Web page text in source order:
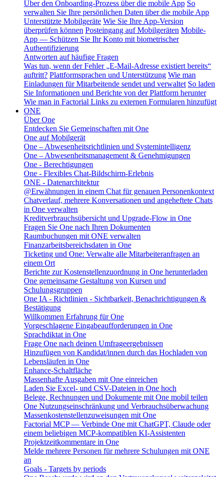
Über den Onboarding-Prozess über die mobile App So
verwalten Sie Ihre persönlichen Daten über die mobile App
Unterstützte Mobilgeräte Wie Sie Ihre App-Version
überprüfen können Posteingang auf Mobilgeräten Mobile-
App — Schützen Sie Ihr Konto mit biometrischer
Authentifizierung
Antworten auf häufige Fragen
Was tun, wenn der Fehler „E-Mail-Adresse existiert bereits“
auftritt? Plattformsprachen und Unterstützung Wie man
Einladungen für Mitarbeitende sendet und verwaltet So laden
Sie Informationen und Berichte von der Plattform herunter
Wie man in Factorial Links zu externen Formularen hinzufügt
ONE
Über One
Entdecken Sie Gemeinschaften mit One
One auf Mobilgerät
One – Abwesenheitsrichtlinien und Systemintelligenz
One – Abwesenheitsmanagement & Genehmigungen
One - Berechtigungen
One - Flexibles Chat-Bildschirm-Erlebnis
ONE - Datenarchitektur
@Erwähnungen in einem Chat für genauen Personenkontext
Chatverlauf, mehrere Konversationen und angeheftete Chats
in One verwalten
Kreditverbrauchsübersicht und Upgrade-Flow in One
Fragen Sie One nach Ihren Dokumenten
Raumbuchungen mit ONE verwalten
Finanzarbeitsbereichsdaten in One
Ticketing und One: Verwalte alle Mitarbeiteranfragen an
einem Ort
Berichte zur Kostenstellenzuordnung in One herunterladen
One gemeinsame Gestaltung von Kursen und
Schulungsgruppen
One IA - Richtlinien - Sichtbarkeit, Benachrichtigungen &
Bestätigung
Willkommen Erfahrung für One
Vorgeschlagene Eingabeaufforderungen in One
Sprachdiktat in One
Frage One nach deinen Umfrageergebnissen
Hinzufügen von Kandidat/innen durch das Hochladen von
Lebensläufen in One
Enhance-Schaltfläche
Massenhafte Ausgaben mit One einreichen
Laden Sie Excel- und CSV-Dateien in One hoch
Belege, Rechnungen und Dokumente mit One mobil teilen
One Nutzungseinschränkung und Verbrauchsüberwachung
Massenkostenstellenzuweisungen mit One
Factorial MCP — Verbinde One mit ChatGPT, Claude oder
einem beliebigen MCP-kompatiblen KI-Assistenten
Projektzeitkommentare in One
Melde mehrere Personen für mehrere Schulungen mit ONE
an
Goals - Targets by periods